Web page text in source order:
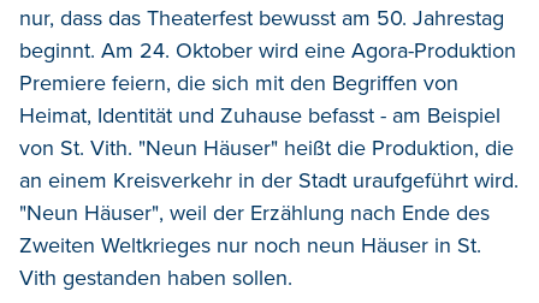
nur, dass das Theaterfest bewusst am 50. Jahrestag
beginnt. Am 24. Oktober wird eine Agora-Produktion
Premiere feiern, die sich mit den Begriffen von
Heimat, Identität und Zuhause befasst - am Beispiel
von St. Vith. "Neun Häuser" heißt die Produktion, die
an einem Kreisverkehr in der Stadt uraufgeführt wird.
"Neun Häuser", weil der Erzählung nach Ende des
Zweiten Weltkrieges nur noch neun Häuser in St.
Vith gestanden haben sollen.